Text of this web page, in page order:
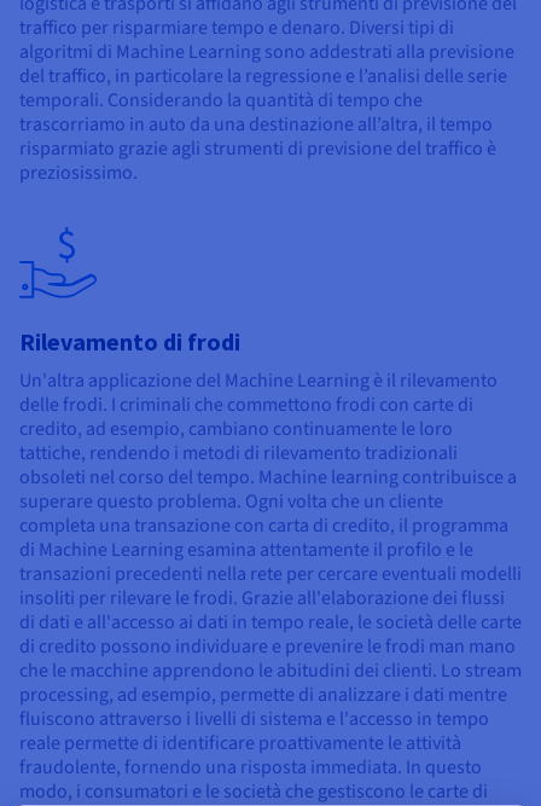
Rilevamento di frodi
Un'altra applicazione del Machine Learning è il rilevamento
delle frodi. I criminali che commettono frodi con carte di
credito, ad esempio, cambiano continuamente le loro
tattiche, rendendo i metodi di rilevamento tradizionali
obsoleti nel corso del tempo. Machine learning contribuisce a
superare questo problema. Ogni volta che un cliente
completa una transazione con carta di credito, il programma
di Machine Learning esamina attentamente il profilo e le
transazioni precedenti nella rete per cercare eventuali modelli
insoliti per rilevare le frodi. Grazie all'elaborazione dei flussi
di dati e all'accesso ai dati in tempo reale, le società delle carte
di credito possono individuare e prevenire le frodi man mano
che le macchine apprendono le abitudini dei clienti. Lo stream
processing, ad esempio, permette di analizzare i dati mentre
fluiscono attraverso i livelli di sistema e l'accesso in tempo
reale permette di identificare proattivamente le attività
fraudolente, fornendo una risposta immediata. In questo
modo, i consumatori e le società che gestiscono le carte di
traffico per risparmiare tempo e denaro. Diversi tipi di
algoritmi di Machine Learning sono addestrati alla previsione
del traffico, in particolare la regressione e l’analisi delle serie
temporali. Considerando la quantità di tempo che
trascorriamo in auto da una destinazione all’altra, il tempo
risparmiato grazie agli strumenti di previsione del traffico è
preziosissimo.